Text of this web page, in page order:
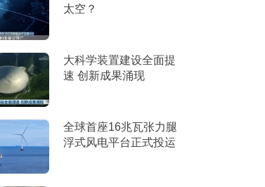
太空？
大科学装置建设全面提
速 创新成果涌现
全球首座16兆瓦张力腿
浮式风电平台正式投运